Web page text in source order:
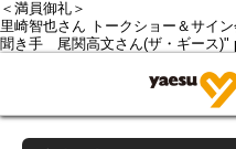
＜満員御礼＞
里崎智也さん トークショー＆サイ
聞き手 尾関高文さん(ザ・ギース)"